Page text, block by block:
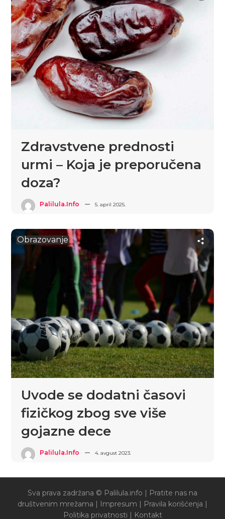
Zdravstvene prednosti
urmi – Koja je preporučena
doza?
Palilula.info 5. april 2025.
Obrazovanje
Uvode se dodatni časovi
fizičkog zbog sve više
gojazne dece
Palilula.info 4. avgust 2023.
Sva prava zadržana © Palilula.info | Pratite nas na
društvenim mrežama | Impresum | Pravila korišćenja |
Politika privatnosti | Kontakt